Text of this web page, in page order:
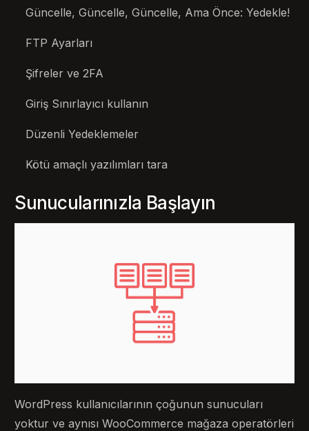
Güncelle, Güncelle, Güncelle, Ama Önce: Yedekle!
FTP Ayarları
Şifreler ve 2FA
Giriş Sınırlayıcı kullanın
Düzenli Yedeklemeler
Kötü amaçlı yazılımları tara
Sunucularınızla Başlayın
WordPress kullanıcılarının çoğunun sunucuları
yoktur ve aynısı WooCommerce mağaza operatörleri